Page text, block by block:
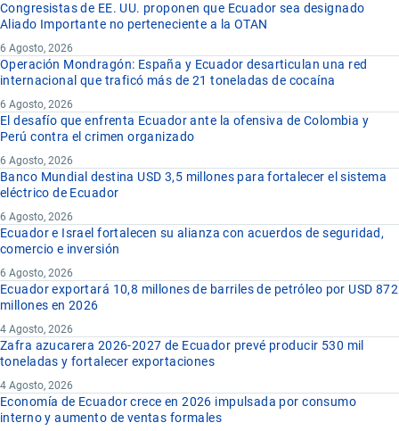
Congresistas de EE. UU. proponen que Ecuador sea designado
Aliado Importante no perteneciente a la OTAN
6 Agosto, 2026
Operación Mondragón: España y Ecuador desarticulan una red
internacional que traficó más de 21 toneladas de cocaína
6 Agosto, 2026
El desafío que enfrenta Ecuador ante la ofensiva de Colombia y
Perú contra el crimen organizado
6 Agosto, 2026
Banco Mundial destina USD 3,5 millones para fortalecer el sistema
eléctrico de Ecuador
6 Agosto, 2026
Ecuador e Israel fortalecen su alianza con acuerdos de seguridad,
comercio e inversión
6 Agosto, 2026
Ecuador exportará 10,8 millones de barriles de petróleo por USD 872
millones en 2026
4 Agosto, 2026
Zafra azucarera 2026-2027 de Ecuador prevé producir 530 mil
toneladas y fortalecer exportaciones
4 Agosto, 2026
Economía de Ecuador crece en 2026 impulsada por consumo
interno y aumento de ventas formales